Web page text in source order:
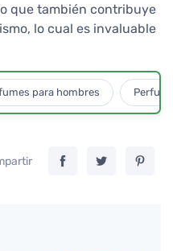
que también contribuye
lo cual es invaluable
para hombres